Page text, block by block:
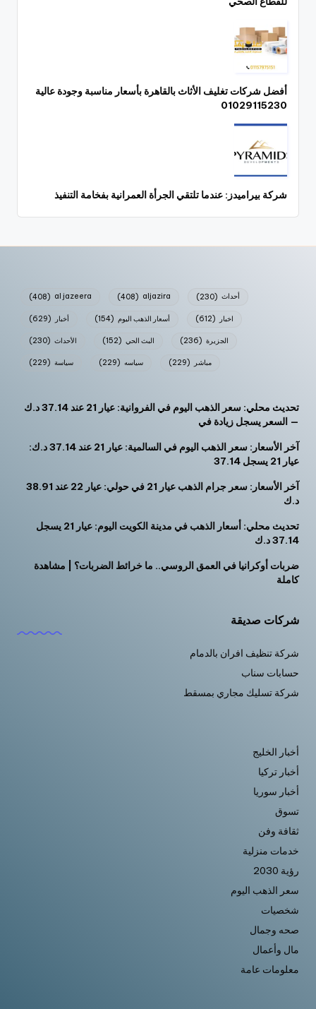
أفضل شركات تغليف الأثاث بالقاهرة بأسعار مناسبة وجودة عالية
01029115230
شركة بيراميدز: عندما تلتقي الجرأة العمرانية بفخامة التنفيذ
al jazeera
(408) aljazira
(408) أحداث (230)
أخبار (629) أسعار الذهب اليوم (154) اخبار (612)
الأحداث (230) البث الحي (152) الجزيرة (236)
سياسة (229) سياسه (229) مباشر (229)
تحديث محلي: سعر الذهب اليوم في الفروانية: عيار 21 عند 37.14 د.ك
— السعر يسجل زيادة في
آخر الأسعار: سعر الذهب اليوم في السالمية: عيار 21 عند 37.14 د.ك:
عيار 21 يسجل 37.14
آخر الأسعار: سعر جرام الذهب عيار 21 في حولي: عيار 22 عند 38.91
د.ك
تحديث محلي: أسعار الذهب في مدينة الكويت اليوم: عيار 21 يسجل
37.14 د.ك
ضربات أوكرانيا في العمق الروسي.. ما خرائط الضربات؟ | مشاهدة
كاملة
شركات صديقة
شركة تنظيف افران بالدمام
حسابات سناب
شركة تسليك مجاري بمسقط
أخبار الخليج
أخبار تركيا
أخبار سوريا
تسوق
ثقافة وفن
خدمات منزلية
رؤية 2030
سعر الذهب اليوم
شخصيات
صحه وجمال
مال وأعمال
معلومات عامة